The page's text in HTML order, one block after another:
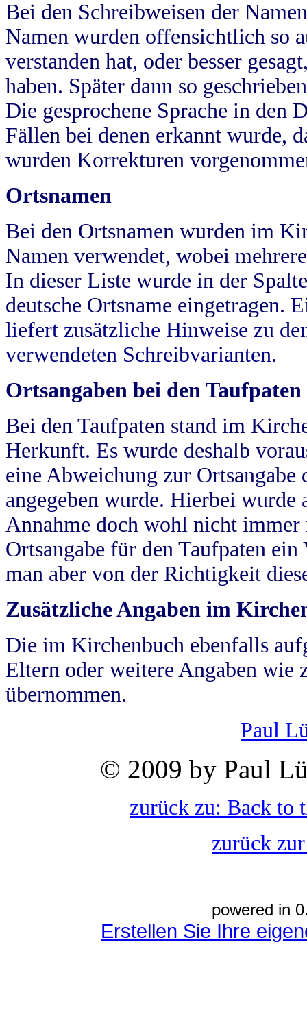
Bei den Schreibweisen der
Namen wurden offensichtlich so
verstanden hat, oder besser
haben. Später dann so
Die gesprochene Sprache in
Fällen bei denen erkannt wurde,
wurden Korrekturen
Ortsnamen
Bei den Ortsnamen wurden im
Namen verwendet, wobei
In dieser Liste wurde in der
deutsche Ortsname eingetragen.
liefert zusätzliche Hinweise zu
verwendeten Schreibvarianten.
Ortsangaben bei den Taufpaten
Bei den Taufpaten stand im
Herkunft. Es wurde deshalb
eine Abweichung zur
angegeben wurde. Hierbei wurde
Annahme doch wohl nicht
Ortsangabe für den Taufpaten
man aber von der Richtigkeit
Zusätzliche Angaben im
Die im Kirchenbuch ebenfalls
Eltern oder weitere Angaben wie
übernommen.
Paul
© 2009 by Paul
zurück zu: Back to
zurück
powered in
Erstellen Sie Ihre